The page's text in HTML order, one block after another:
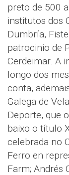
preto de 500
institutos dos
Dumbría,
patrocinio de
Cerdeimar. A
longo dos
conta,
Galega de
Deporte, que
baixo o título
celebrada no
Ferro en
Farm; Andrés